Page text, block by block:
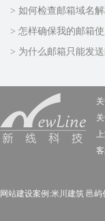
> 如何检查邮箱域名
> 怎样确保我的邮箱使
> 为什么邮箱只能发
网站建设案例:米川建筑 邑屿